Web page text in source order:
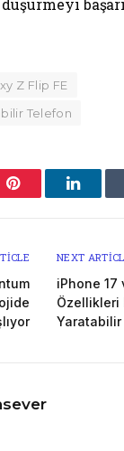
Z Flip FE
Telefon
Pinterest
NEXT
iPhone 17
Özellikleri
Yaratabilir